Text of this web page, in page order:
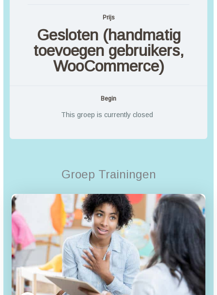
Prijs
Gesloten (handmatig
toevoegen gebruikers,
WooCommerce)
Begin
This groep is currently closed
Groep Trainingen